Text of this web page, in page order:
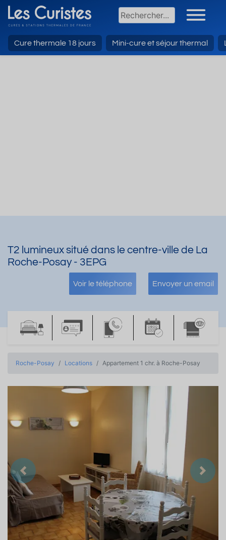
Cure thermale 18 jours Mini-cure et séjour thermal
T2 lumineux situé dans le centre-ville de La
Roche-Posay - 3EPG
Voir le téléphone Envoyer un email
Roche-Posay Locations Appartement 1 chr. à Roche-Posay
Précedent